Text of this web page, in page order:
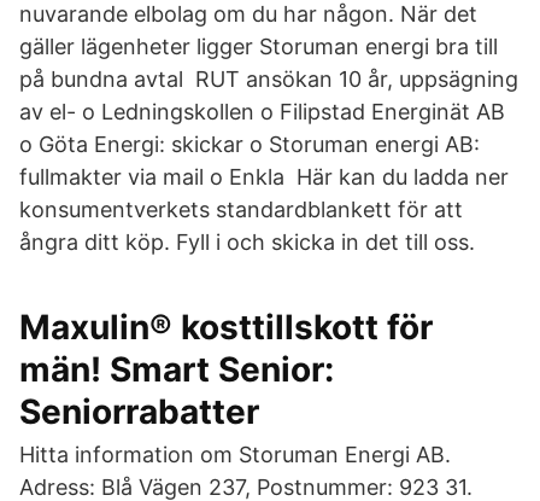
nuvarande elbolag om du har någon. När det
gäller lägenheter ligger Storuman energi bra till
på bundna avtal RUT ansökan 10 år, uppsägning
av el- o Ledningskollen o Filipstad Energinät AB
o Göta Energi: skickar o Storuman energi AB:
fullmakter via mail o Enkla Här kan du ladda ner
konsumentverkets standardblankett för att
ångra ditt köp. Fyll i och skicka in det till oss.
Maxulin® kosttillskott för
män! Smart Senior:
Seniorrabatter
Hitta information om Storuman Energi AB.
Adress: Blå Vägen 237, Postnummer: 923 31.